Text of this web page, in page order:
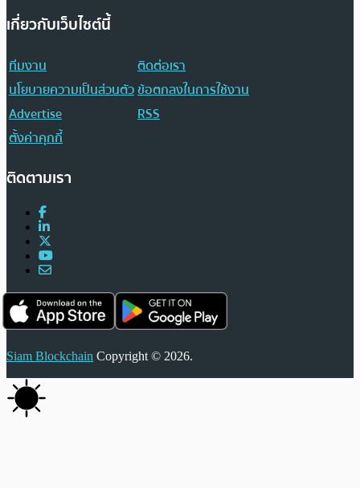
เกี่ยวกับเว็บไซต์นี้
ทีมงาน
ติดต่อเรา
นโยบายความเป็นส่วนตัวข้อตกลงในการใช้งาน
Advertise
RSS
ตั้งค่าคุกกี้
ติดตามเรา
Siam Blockchain Copyright © 2026.